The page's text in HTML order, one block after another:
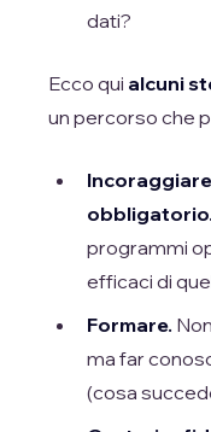
dati?
Ecco qui alcuni
un percorso che
obbligatorio.
programmi
efficaci di
Formare.
ma far
(cosa